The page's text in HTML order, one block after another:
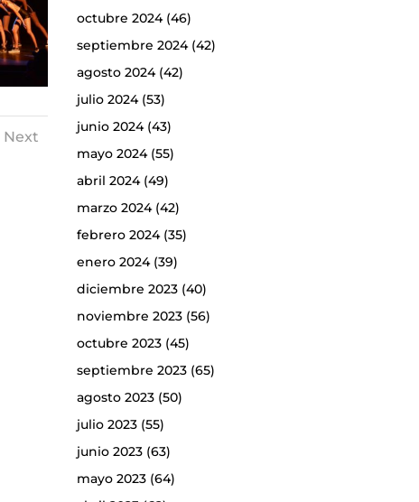
Next
octubre 2024(46)
septiembre 2024(42)
agosto 2024(42)
julio 2024(53)
junio 2024(43)
mayo 2024(55)
abril 2024(49)
marzo 2024(42)
febrero 2024(35)
enero 2024(39)
diciembre 2023(40)
noviembre 2023(56)
octubre 2023(45)
septiembre 2023(65)
agosto 2023(50)
julio 2023(55)
junio 2023(63)
mayo 2023(64)